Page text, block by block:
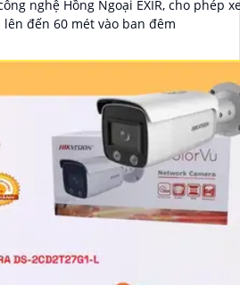
nghệ Hồng Ngoại EXIR, cho phép
đến 60 mét vào ban đêm